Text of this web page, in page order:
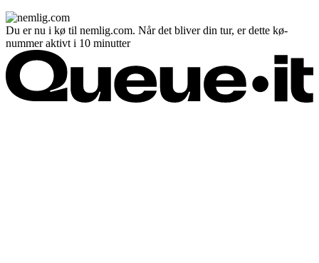
Du er nu i kø til nemlig.com. Når det bliver din tur, er dette kø-
nummer aktivt i 10 minutter